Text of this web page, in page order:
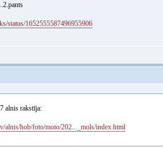
status/1652555587496955906
alnis rakstīja:
alnis/hob/foto/moto/202..._mols/index.html